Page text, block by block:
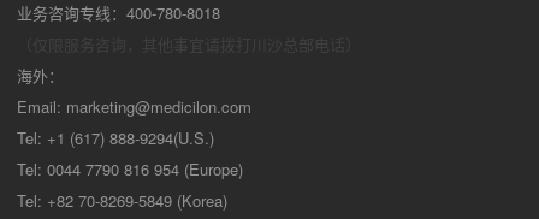
业务咨询专线：400-780-8018
海外：
Email: marketing@medicilon.com
Tel: +1 (617) 888-9294(U.S.)
Tel: 0044 7790 816 954 (Europe)
Tel: +82 70-8269-5849 (Korea)